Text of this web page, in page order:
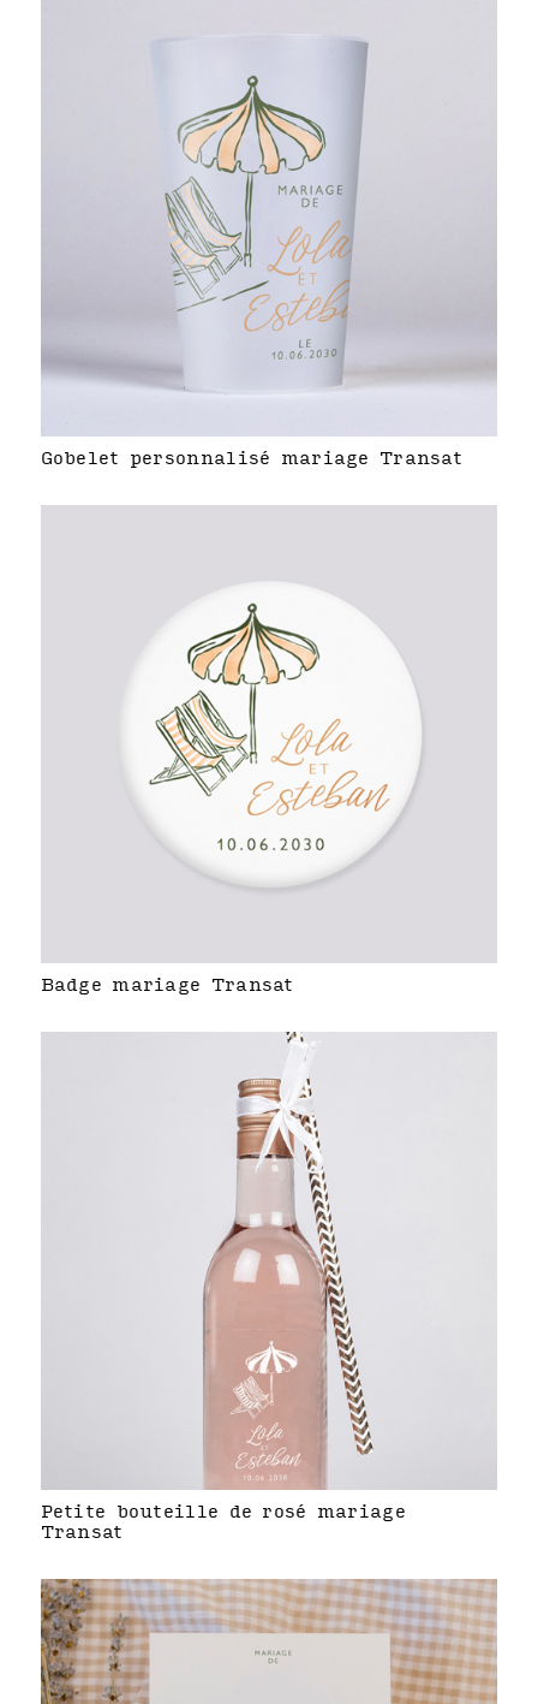
Gobelet personnalisé mariage Transat
Badge mariage Transat
Petite bouteille de rosé mariage
Transat